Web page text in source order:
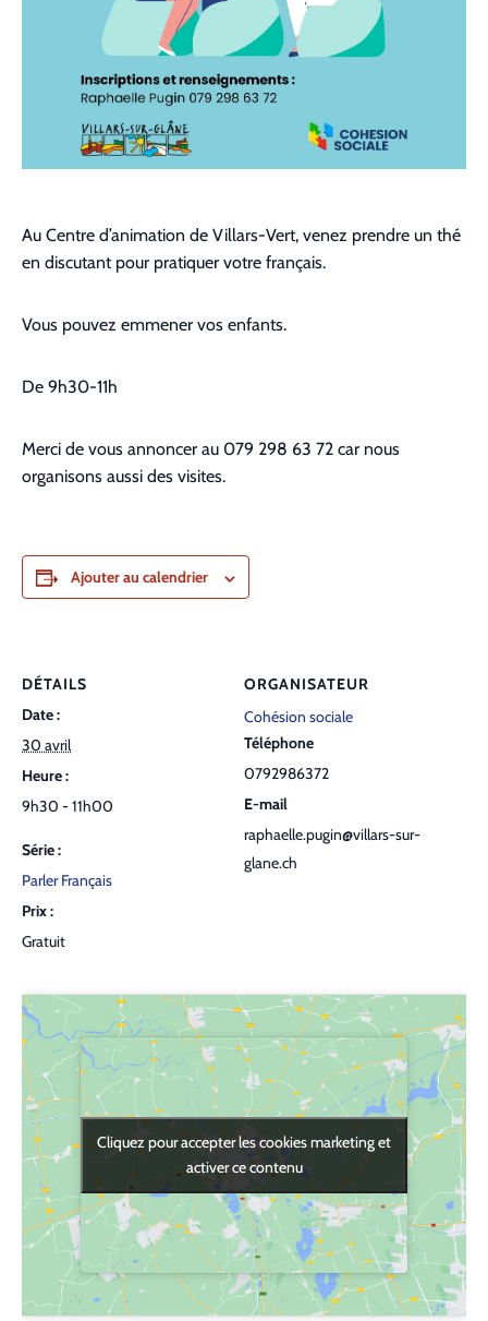
Au Centre d’animation de Villars-Vert, venez prendre un thé
en discutant pour pratiquer votre français.
Vous pouvez emmener vos enfants.
De 9h30-11h
Merci de vous annoncer au 079 298 63 72 car nous
organisons aussi des visites.
Ajouter au calendrier
DÉTAILS
Date :
30 avril
Heure :
9h30 - 11h00
Série :
Parler Français
Prix :
Gratuit
ORGANISATEUR
Cohésion sociale
Téléphone
0792986372
E-mail
raphaelle.pugin@villars-sur-
glane.ch
Cliquez pour accepter les cookies marketing et
activer ce contenu
Cliquez pour accepter les cookies marketing et
activer ce contenu